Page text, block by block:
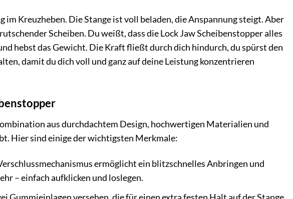
Kreuzheben. Die Stange ist voll beladen, die Anspannung steigt. Aber
Scheiben. Du weißt, dass die Lock Jaw Scheibenstopper alles
hebst das Gewicht. Die Kraft fließt durch dich hindurch, du spürst den
damit du dich voll und ganz auf deine Leistung konzentrieren
aus durchdachtem Design, hochwertigen Materialien und
Hier sind einige der wichtigsten Merkmale:
ermöglicht ein blitzschnelles Anbringen und
– einfach aufklicken und loslegen.